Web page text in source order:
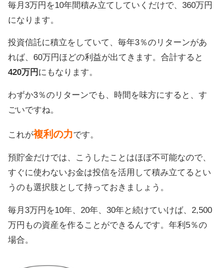
毎月3万円を10年間積み立てしていくだけで、360万円
になります。
投資信託に積立をしていて、毎年3％のリターンがあ
れば、60万円ほどの利益が出てきます。合計すると
420万円 にもなります。
わずか3％のリターンでも、時間を味方にすると、す
ごいですね。
これが複利の力です。
預貯金だけでは、こうしたことはほぼ不可能なので、
すぐに使わないお金は投信を活用して積み立てるとい
うのも選択肢として持っておきましょう。
毎月3万円を10年、20年、30年と続けていけば、2,500
万円もの資産を作ることができるんです。年利5％の
場合。